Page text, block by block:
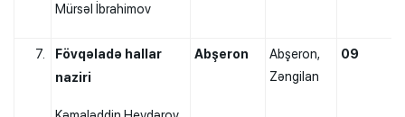
Mürsəl İbrahimov
Fövqəladə hallar
naziri
Abşeron
Abşeron,
Zəngilan
09